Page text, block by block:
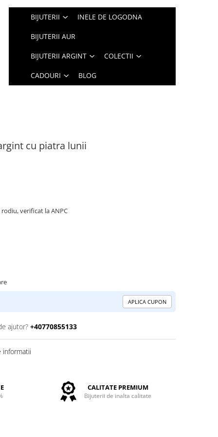
BIJUTERII INELE DE LOGODNA
BIJUTERII AUR
BIJUTERII ARGINT COLECTII
CADOURI BLOG
cu piatra lunii
verificat la ANPC
APLICA CUPON
ajutor? +40770855133
informatii
CALITATE PREMIUM
Bijuterii de inalta calitate